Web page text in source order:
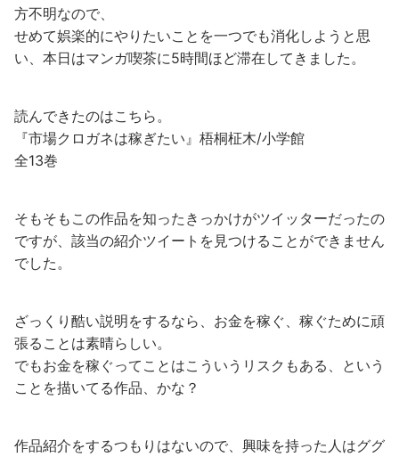
方不明なので、
せめて娯楽的にやりたいことを一つでも消化しようと思
い、本日はマンガ喫茶に5時間ほど滞在してきました。
読んできたのはこちら。
『市場クロガネは稼ぎたい』梧桐柾木/小学館
全13巻
そもそもこの作品を知ったきっかけがツイッターだったの
ですが、該当の紹介ツイートを見つけることができません
でした。
ざっくり酷い説明をするなら、お金を稼ぐ、稼ぐために頑
張ることは素晴らしい。
でもお金を稼ぐってことはこういうリスクもある、という
ことを描いてる作品、かな？
作品紹介をするつもりはないので、興味を持った人はググ